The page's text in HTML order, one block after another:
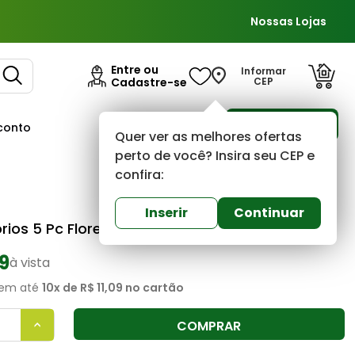
Nossas Lojas
Entre ou
Cadastre-se
Informar
CEP
Quer ver as melhores ofertas
perto de você? Insira seu CEP e
confira:
Inserir Continuar
Civitt 0 (0)
5 Pc Florença Inox Civit
à vista
até 10x de R$ 11,09 no cartão
COMPRAR